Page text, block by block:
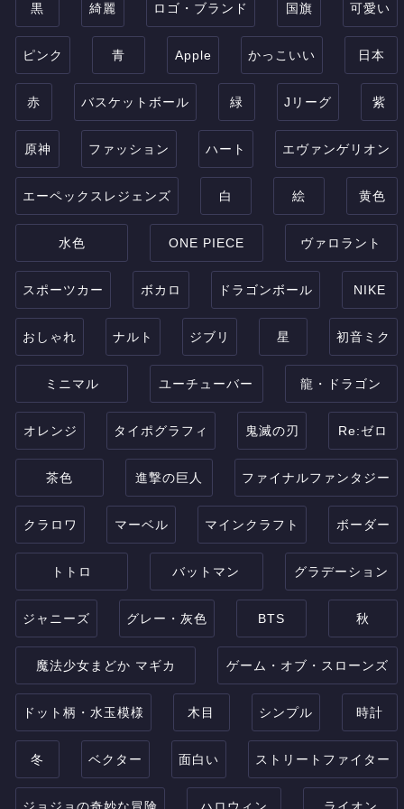
黒 綺麗 ロゴ・ブランド 国旗 可愛い
ピンク 青 Apple かっこいい 日本
赤 バスケットボール 緑 Jリーグ 紫
原神 ファッション ハート エヴァンゲリオン
エーペックスレジェンズ 白 絵 黄色
水色 ONE PIECE ヴァロラント
スポーツカー ボカロ ドラゴンボール NIKE
おしゃれ ナルト ジブリ 星 初音ミク
ミニマル ユーチューバー 龍・ドラゴン
オレンジ タイポグラフィ 鬼滅の刃 Re:ゼロ
茶色 進撃の巨人 ファイナルファンタジー
クラロワ マーベル マインクラフト ボーダー
トトロ バットマン グラデーション
ジャニーズ グレー・灰色 BTS 秋
魔法少女まどか マギカ ゲーム・オブ・スローンズ
ドット柄・水玉模様 木目 シンプル 時計
冬 ベクター 面白い ストリートファイター
ジョジョの奇妙な冒険 ハロウィン ライオン